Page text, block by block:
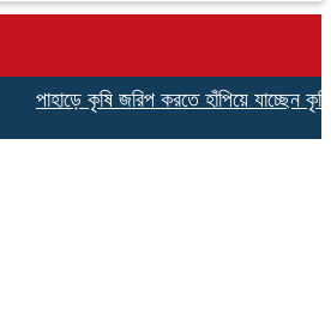
পাহাড়ে কৃষি জরিপ করতে হাঁপিয়ে যাচ্ছেন কৃষি